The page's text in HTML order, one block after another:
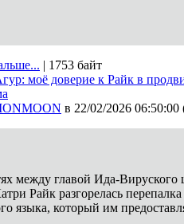
| 1753 байт
моё доверие к Райк в
в 22/02/2026 06:50:00
между главой Ида-
Райк разгорелась
языка, который им